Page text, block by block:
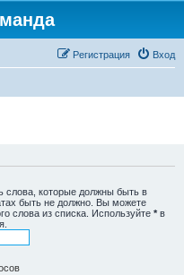
Вход
Регистрация
слова, которые должны быть в
быть не должно. Вы можете
слова из списка. Используйте * в